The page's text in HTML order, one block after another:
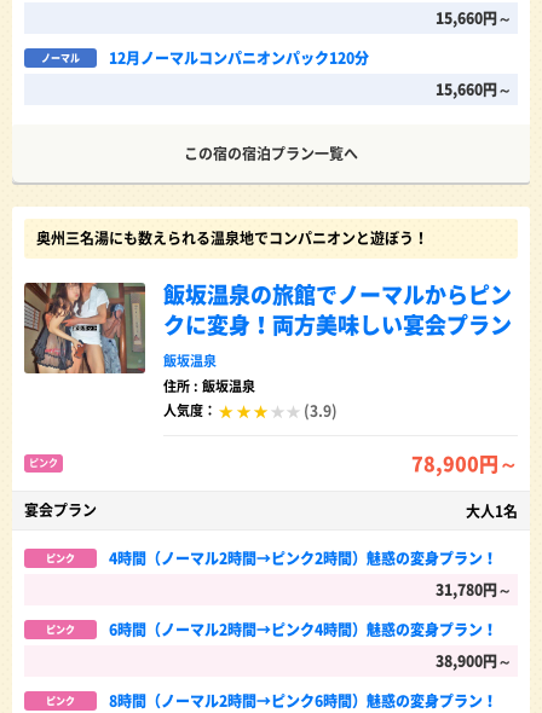
15,660円～
ノーマル
12月ノーマルコンパニオンパック120分
15,660円～
この宿の宿泊プラン一覧へ
奥州三名湯にも数えられる温泉地でコンパニオンと遊ぼう！
飯坂温泉の旅館でノーマルからピン
クに変身！両方美味しい宴会プラン
飯坂温泉
住所 : 飯坂温泉
人気度：
(3.9)
ピンク 78,900円～
宴会プラン 大人1名
ピンク
4時間（ノーマル2時間→ピンク2時間）魅惑の変身プラン！
31,780円～
ピンク
6時間（ノーマル2時間→ピンク4時間）魅惑の変身プラン！
38,900円～
ピンク
8時間（ノーマル2時間→ピンク6時間）魅惑の変身プラン！